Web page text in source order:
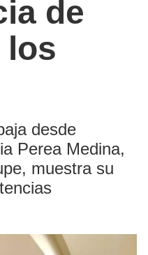
de
los
desde
Perea Medina,
muestra su